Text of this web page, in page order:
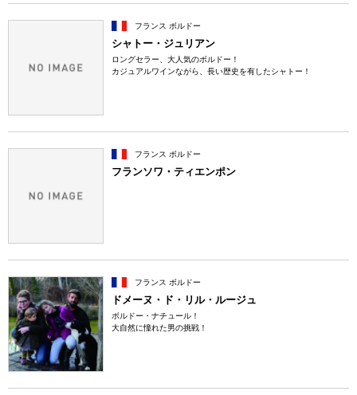
フランス ボルドー
シャトー・ジュリアン
ロングセラー、大人気のボルドー！
カジュアルワインながら、長い歴史を有したシャトー！
フランス ボルドー
フランソワ・ティエンポン
フランス ボルドー
ドメーヌ・ド・リル・ルージュ
ボルドー・ナチュール！
大自然に憧れた男の挑戦！